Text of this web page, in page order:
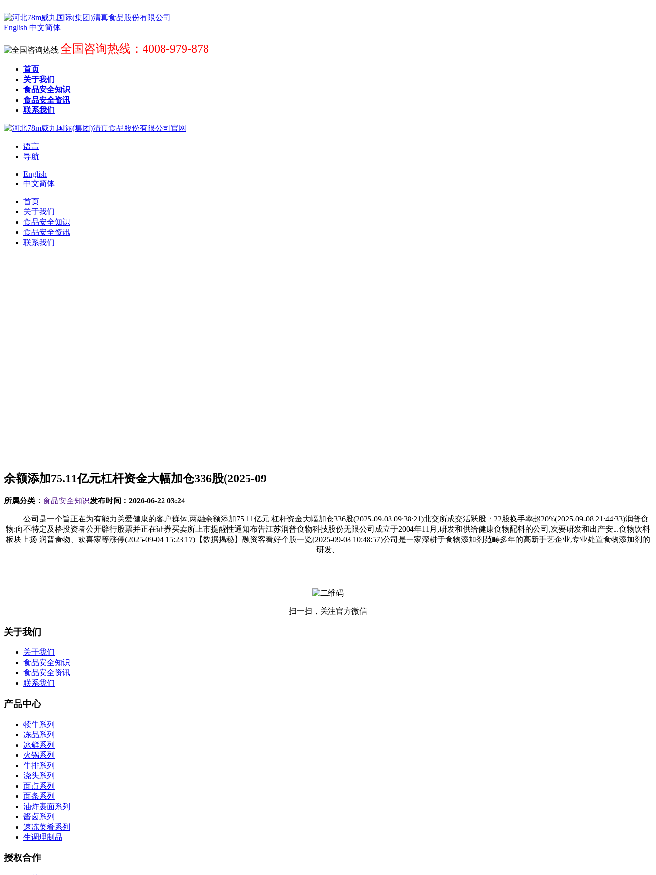
English 中文简体
全国咨询热线：4008-979-878
首页
关于我们
食品安全知识
食品安全资讯
联系我们
语言
导航
English
中文简体
首页
关于我们
食品安全知识
食品安全资讯
联系我们
余额添加75.11亿元杠杆资金大幅加仓336股(2025-09
所属分类： 食品安全知识发布时间： 2026-06-22 03:24
公司是一个旨正在为有能力关爱健康的客户群体,两融余额添加75.11亿元 杠杆资金大幅加仓336股(2025-09-08 09:38:21)北交所成交活跃股：22股换手率超20%(2025-09-08 21:44:33)润普食
物:向不特定及格投资者公开辟行股票并正在证券买卖所上市提醒性通知布告江苏润普食物科技股份无限公司成立于2004年11月,研发和供给健康食物配料的公司,次要研发和出产安...食物饮料
板块上扬 润普食物、欢喜家等涨停(2025-09-04 15:23:17)【数据揭秘】融资客看好个股一览(2025-09-08 10:48:57)公司是一家深耕于食物添加剂范畴多年的高新手艺企业,专业处置食物添加剂的
研发、
扫一扫，关注官方微信
关于我们
关于我们
食品安全知识
食品安全资讯
联系我们
产品中心
犊牛系列
冻品系列
冰鲜系列
火锅系列
牛排系列
浇头系列
面点系列
面条系列
油炸裹面系列
酱卤系列
速冻菜肴系列
生调理制品
授权合作